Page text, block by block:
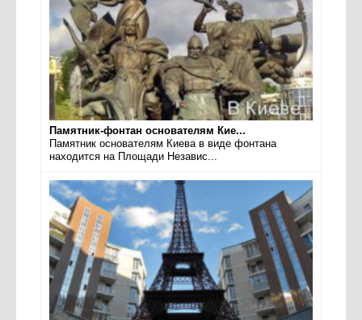
Памятник-фонтан основателям Кие...
Памятник основателям Киева в виде фонтана
находится на Площади Независ...